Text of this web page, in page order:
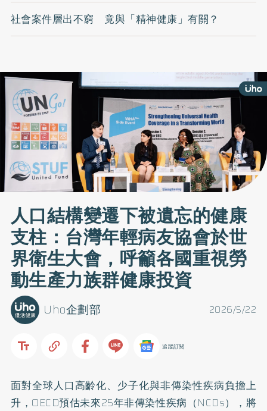
社會案件層出不窮 竟與「精神健康」有關？
人口結構變遷下被遺忘的健康
支柱：台灣年輕病友協會於世
界衛生大會，呼籲各國重視勞
動生產力族群健康投資
2026/5/22
Uho企劃部
追蹤訂閱
面對全球人口高齡化、少子化與非傳染性疾病負擔上
升，OECD預估未來25年非傳染性疾病（NCDs），將